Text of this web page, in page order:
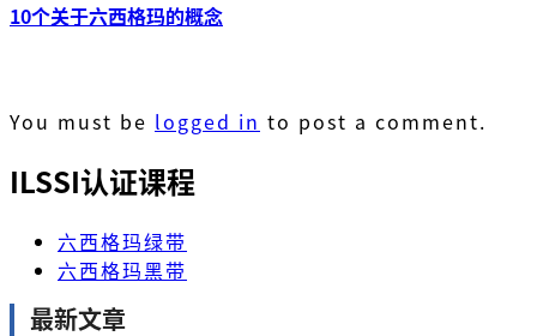
10个关于六西格玛的概念
You must be logged in to post a comment.
ILSSI认证课程
六西格玛绿带
六西格玛黑带
最新文章